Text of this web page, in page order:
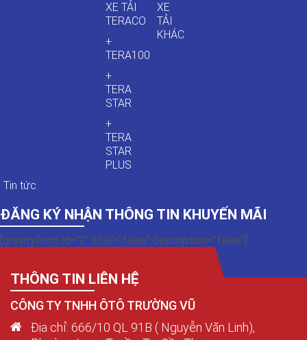
XE TẢI
TERACO
+
TERA100
+
TERA
STAR
+
TERA
STAR
PLUS
XE
TẢI
KHÁC
Tin tức
ĐĂNG KÝ NHẬN THÔNG TIN KHUYẾN MÃI
[gravityform id="2" title="false" description="false"]
THÔNG TIN LIÊN HỆ
CÔNG TY TNHH ÔTÔ TRƯỜNG VŨ
Địa chỉ: 666/10 QL 91B ( Nguyễn Văn Linh),